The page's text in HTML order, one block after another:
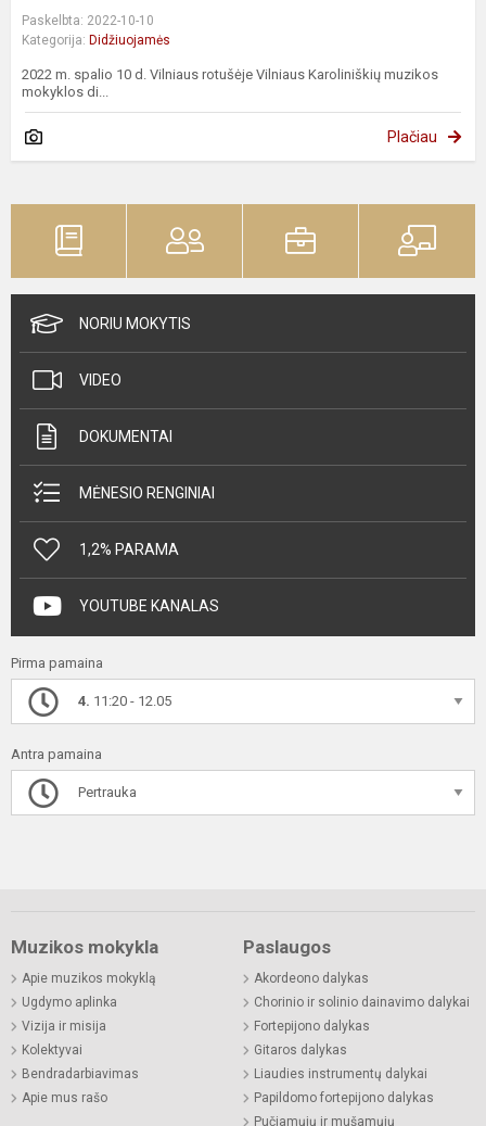
Paskelbta: 2022-10-10
Kategorija: Didžiuojamės
2022 m. spalio 10 d. Vilniaus rotušėje Vilniaus Karoliniškių muzikos
mokyklos di...
Plačiau
NORIU MOKYTIS
VIDEO
DOKUMENTAI
MĖNESIO RENGINIAI
1,2% PARAMA
YOUTUBE KANALAS
Pirma pamaina
4. 11:20 - 12.05
Antra pamaina
Pertrauka
Muzikos mokykla
Apie muzikos mokyklą
Ugdymo aplinka
Vizija ir misija
Kolektyvai
Bendradarbiavimas
Apie mus rašo
Paslaugos
Akordeono dalykas
Chorinio ir solinio dainavimo dalykai
Fortepijono dalykas
Gitaros dalykas
Liaudies instrumentų dalykai
Papildomo fortepijono dalykas
Pučiamųjų ir mušamųjų